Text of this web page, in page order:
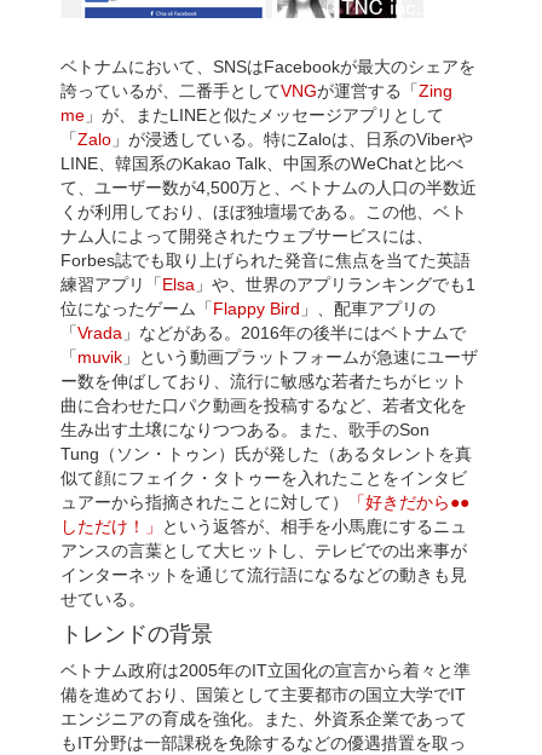
ベトナムにおいて、SNSはFacebookが最大のシェアを
誇っているが、二番手としてVNGが運営する「Zing
me 」が、またLINEと似たメッセージアプリとして
「Zalo 」が浸透している。特にZaloは、日系のViberや
LINE、韓国系のKakao Talk、中国系のWeChatと比べ
て、ユーザー数が4,500万と、ベトナムの人口の半数近
くが利用しており、ほぼ独壇場である。この他、ベト
ナム人によって開発されたウェブサービスには、
Forbes誌でも取り上げられた発音に焦点を当てた英語
練習アプリ「Elsa 」や、世界のアプリランキングでも1
位になったゲーム「Flappy Bird 」、配車アプリの
「Vrada 」などがある。2016年の後半にはベトナムで
「muvik 」という動画プラットフォームが急速にユーザ
ー数を伸ばしており、流行に敏感な若者たちがヒット
曲に合わせた口パク動画を投稿するなど、若者文化を
生み出す土壌になりつつある。また、歌手のSon
Tung（ソン・トゥン）氏が発した（あるタレントを真
似て顔にフェイク・タトゥーを入れたことをインタビ
ュアーから指摘されたことに対して）
「好きだから●●
しただけ！」
という返答が、相手を小馬鹿にするニュ
アンスの言葉として大ヒットし、テレビでの出来事が
インターネットを通じて流行語になるなどの動きも見
せている。
トレンドの背景
ベトナム政府は2005年のIT立国化の宣言から着々と準
備を進めており、国策として主要都市の国立大学でIT
エンジニアの育成を強化。また、外資系企業であって
もIT分野は一部課税を免除するなどの優遇措置を取っ